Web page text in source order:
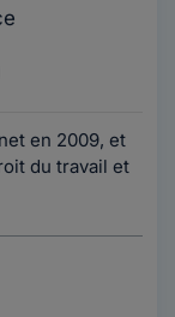
en 2009, et
du travail et